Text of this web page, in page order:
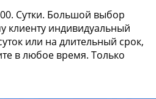
Сутки. Большой выбор
клиенту индивидуальный
или на длительный срок,
в любое время. Только